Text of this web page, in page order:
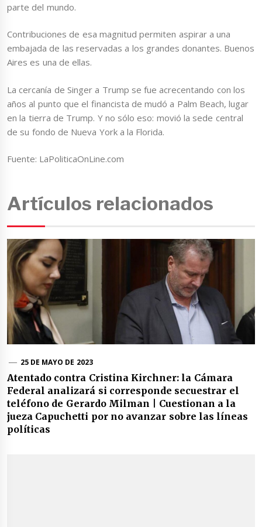
parte del mundo.
Contribuciones de esa magnitud permiten aspirar a una
embajada de las reservadas a los grandes donantes. Buenos
Aires es una de ellas.
La cercanía de Singer a Trump se fue acrecentando con los
años al punto que el financista de mudó a Palm Beach, lugar
en la tierra de Trump. Y no sólo eso: movió la sede central
de su fondo de Nueva York a la Florida.
Fuente: LaPoliticaOnLine.com
Artículos relacionados
25 DE MAYO DE 2023
Atentado contra Cristina Kirchner: la Cámara
Federal analizará si corresponde secuestrar el
teléfono de Gerardo Milman | Cuestionan a la
jueza Capuchetti por no avanzar sobre las líneas
políticas